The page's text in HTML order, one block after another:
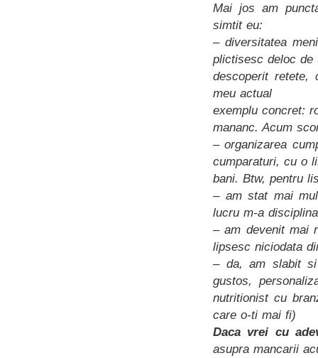
Mai jos am
simtit eu:
– diversitatea
plictisesc deloc de
descoperit retete,
meu actual
exemplu concret:
mananc. Acum
– organizarea
cumparaturi, cu o
bani. Btw, pentru
– am stat mai
lucru m-a
– am devenit mai
lipsesc niciodata
– da, am slabit si
gustos,
nutritionist cu
care o-ti mai fi)
Daca vrei cu
asupra mancarii